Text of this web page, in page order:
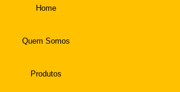
Home
Quem Somos
Produtos